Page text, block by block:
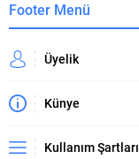
Footer Menü
Üyelik
Künye
Kullanım Şartları